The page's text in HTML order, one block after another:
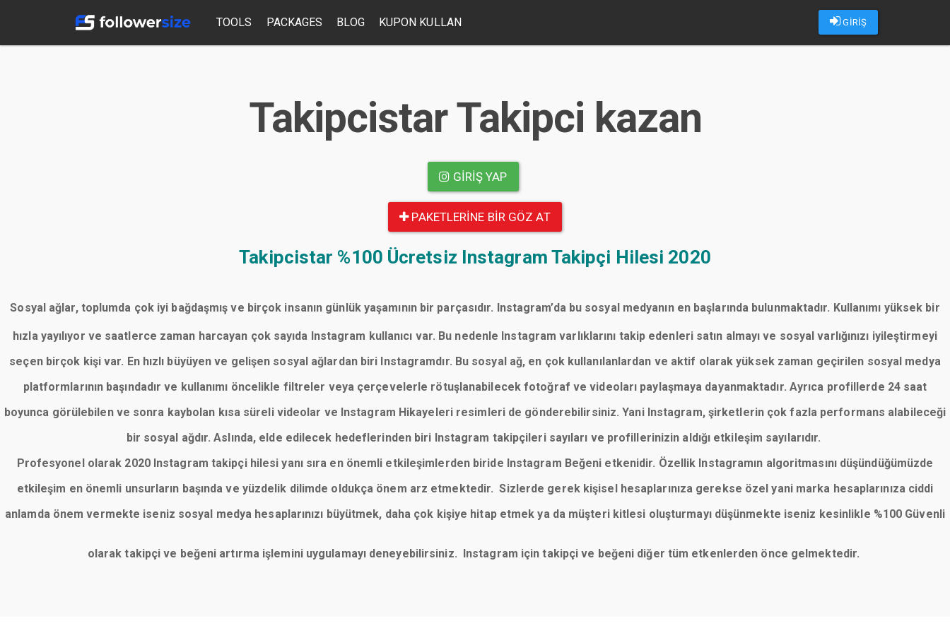
GİRİŞ
TOOLS PACKAGES BLOG KUPON KULLAN
Takipcistar Takipci kazan
GIRIŞ YAP
PAKETLERINE BIR GÖZ AT
Takipcistar %100 Ücretsiz Instagram Takipçi Hilesi 2020
Sosyal ağlar, toplumda çok iyi bağdaşmış ve birçok insanın günlük yaşamının bir parçasıdır. Instagram’da bu sosyal medyanın en başlarında bulunmaktadır. Kullanımı yüksek bir
hızla yayılıyor ve saatlerce zaman harcayan çok sayıda Instagram kullanıcı var. Bu nedenle Instagram varlıklarını takip edenleri satın almayı ve sosyal varlığınızı iyileştirmeyi
seçen birçok kişi var. En hızlı büyüyen ve gelişen sosyal ağlardan biri Instagramdır. Bu sosyal ağ, en çok kullanılanlardan ve aktif olarak yüksek zaman geçirilen sosyal medya
platformlarının başındadır ve kullanımı öncelikle filtreler veya çerçevelerle rötuşlanabilecek fotoğraf ve videoları paylaşmaya dayanmaktadır. Ayrıca profillerde 24 saat
boyunca görülebilen ve sonra kaybolan kısa süreli videolar ve Instagram Hikayeleri resimleri de gönderebilirsiniz. Yani Instagram, şirketlerin çok fazla performans alabileceği
bir sosyal ağdır. Aslında, elde edilecek hedeflerinden biri Instagram takipçileri sayıları ve profillerinizin aldığı etkileşim sayılarıdır.
Profesyonel olarak 2020 Instagram takipçi hilesi yanı sıra en önemli etkileşimlerden biride Instagram Beğeni etkenidir. Özellik Instagramın algoritmasını düşündüğümüzde
etkileşim en önemli unsurların başında ve yüzdelik dilimde oldukça önem arz etmektedir. Sizlerde gerek kişisel hesaplarınıza gerekse özel yani marka hesaplarınıza ciddi
anlamda önem vermekte iseniz sosyal medya hesaplarınızı büyütmek, daha çok kişiye hitap etmek ya da müşteri kitlesi oluşturmayı düşünmekte iseniz kesinlikle %100 Güvenli
olarak takipçi ve beğeni artırma işlemini uygulamayı deneyebilirsiniz. Instagram için takipçi ve beğeni diğer tüm etkenlerden önce gelmektedir.